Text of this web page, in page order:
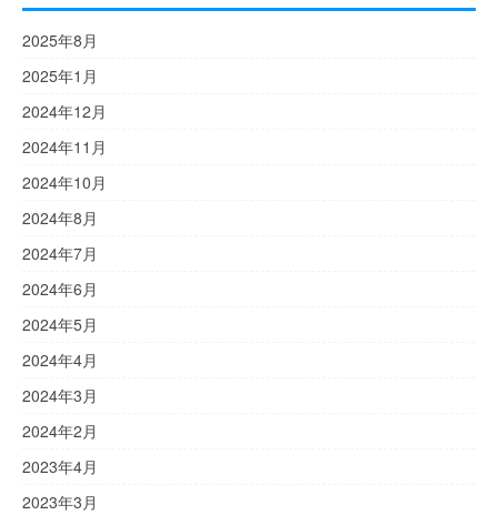
2025年8月
2025年1月
2024年12月
2024年11月
2024年10月
2024年8月
2024年7月
2024年6月
2024年5月
2024年4月
2024年3月
2024年2月
2023年4月
2023年3月